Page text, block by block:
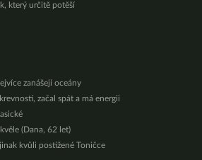
který určitě potěší
zanášejí oceány
začal spát a má energii
(Dana, 62 let)
kvůli postižené Toničce